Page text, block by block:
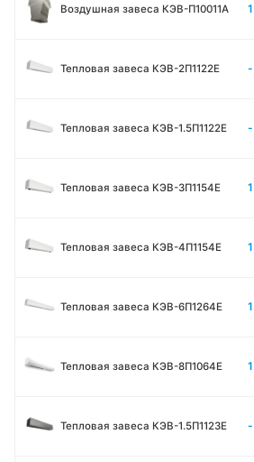
Воздушная завеса КЭВ-П10011A 1
Тепловая завеса КЭВ-2П1122E -
Тепловая завеса КЭВ-1.5П1122E -
Тепловая завеса КЭВ-3П1154E 1
Тепловая завеса КЭВ-4П1154E 1
Тепловая завеса КЭВ-6П1264E
Тепловая завеса КЭВ-8П1064E
Тепловая завеса КЭВ-1.5П1123E -